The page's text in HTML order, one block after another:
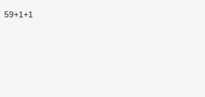
59+1+1